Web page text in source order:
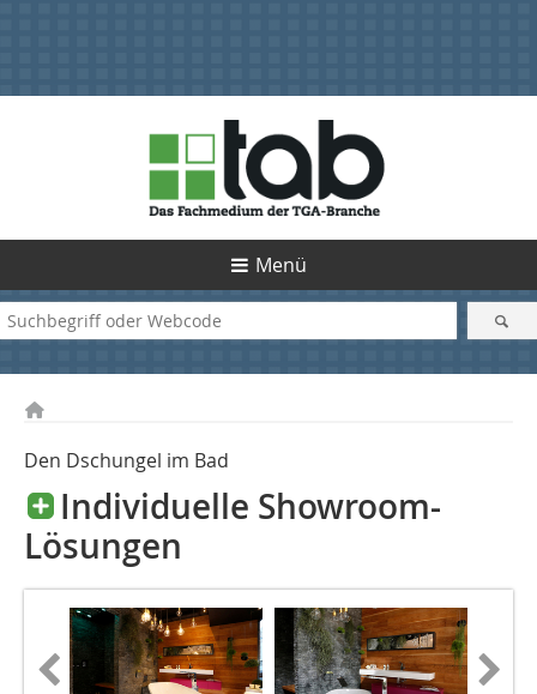
Menü
Den Dschungel im Bad
Individuelle Showroom-
Lösungen